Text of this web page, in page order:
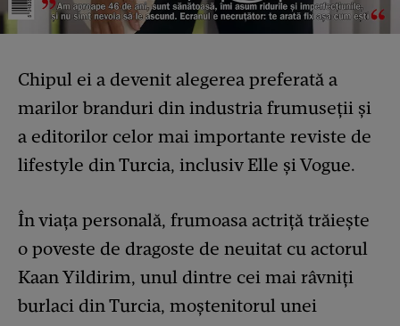
Chipul ei a devenit alegerea preferată a
marilor branduri din industria frumuseții și
a editorilor celor mai importante reviste de
lifestyle din Turcia, inclusiv Elle și Vogue.
În viața personală, frumoasa actriță trăiește
o poveste de dragoste de neuitat cu actorul
Kaan Yildirim, unul dintre cei mai râvniți
burlaci din Turcia, moștenitorul unei